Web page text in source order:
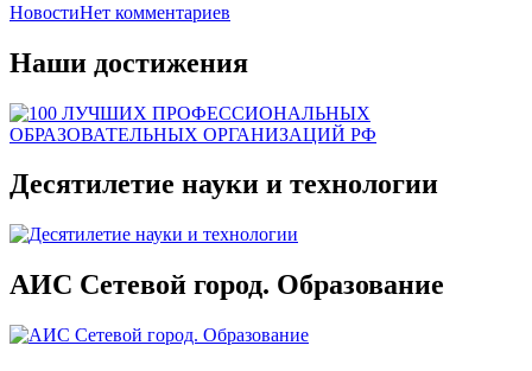
НовостиНет комментариев
Наши достижения
Десятилетие науки и технологии
АИС Сетевой город. Образование